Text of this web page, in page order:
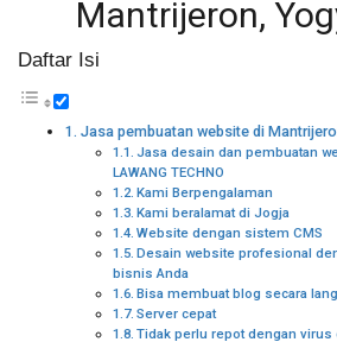
Mantrijeron,
Daftar Isi
Jasa pembuatan website di
Jasa desain dan pembuatan
LAWANG TECHNO
Kami Berpengalaman
Kami beralamat di Jogja
Website dengan sistem CMS
Desain website profesional
bisnis Anda
Bisa membuat blog secara
Server cepat
Tidak perlu repot dengan virus